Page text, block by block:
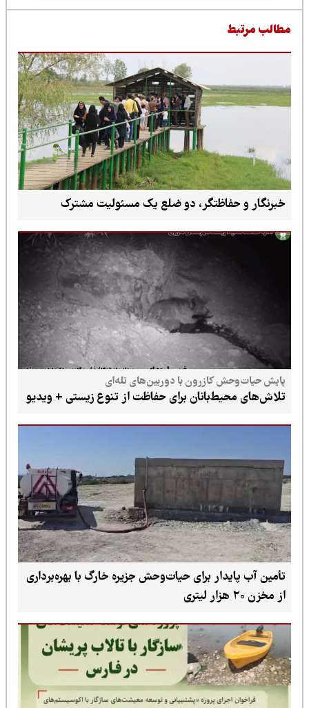
مرتبط
خبرنگار و حفاظتگر، دو ضلع یک مسئولیت مشترک
پایش حیات‌وحش کازرون با دوربین‌های تله‌ای
تلاش‌های محیط‌بانان برای حفاظت از تنوع زیستی + ویدیو
تأمین آب پایدار برای حیات‌وحش جزیره خارگ با بهره‌برداری
از مخزن ۲۰ هزار لیتری